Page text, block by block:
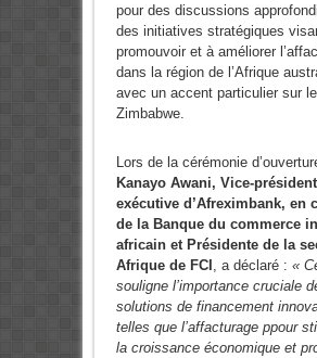
pour des discussions
des initiatives stratégiques
promouvoir et à améliorer
dans la région de l’Afrique
avec un accent particulier sur le
Zimbabwe.
Lors de la cérémonie
Kanayo Awani, Vice-
exécutive d’Afreximbank, en
de la Banque du commerce
africain et Présidente de la
Afrique de FCI
, a déclaré : «
souligne l’importance cruciale
solutions de financement
telles que l’affacturage ppour
la croissance économique et